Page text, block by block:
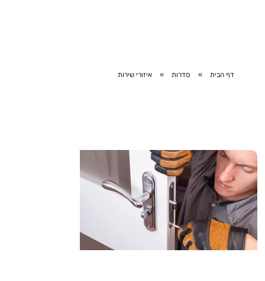
דף הבית » סדרות » איזורי שירות